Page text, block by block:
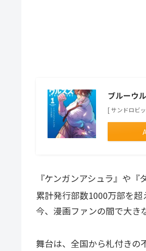
ブルーウ
[ サンドロビ
『ケンガンアシュラ』や
累計発行部数1000万部を
今、漫画ファンの間で大き
舞台は、全国から札付きの